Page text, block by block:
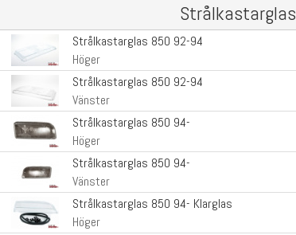
Strålkastarglas
Strålkastarglas 850 92-94
Höger
Strålkastarglas 850 92-94
Vänster
Strålkastarglas 850 94-
Höger
Strålkastarglas 850 94-
Vänster
Strålkastarglas 850 94- Klarglas
Höger